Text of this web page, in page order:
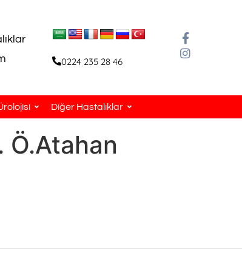
0224 235 28 46
Diğer Hastalıklar
Ö.Atahan